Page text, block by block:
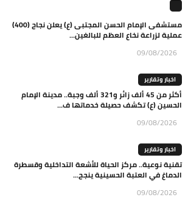
مستشفى الإمام الحسن المجتبى (ع) يعلن نجاح (400)
عملية لزراعة نخاع العظم للبالغين...
09/08/2026
اخبار وتقارير
أكثر من 45 ألف زائر و321 ألف وجبة.. مدينة الإمام
الحسين (ع) تكشف حصيلة خدماتها ف...
09/08/2026
اخبار وتقارير
تقنية نوعية.. مركز الحياة للأشعة التداخلية وقسطرة
الدماغ في العتبة الحسينية ينجح...
09/08/2026